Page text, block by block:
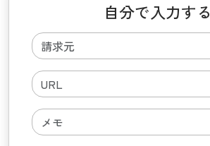
自分で入力する